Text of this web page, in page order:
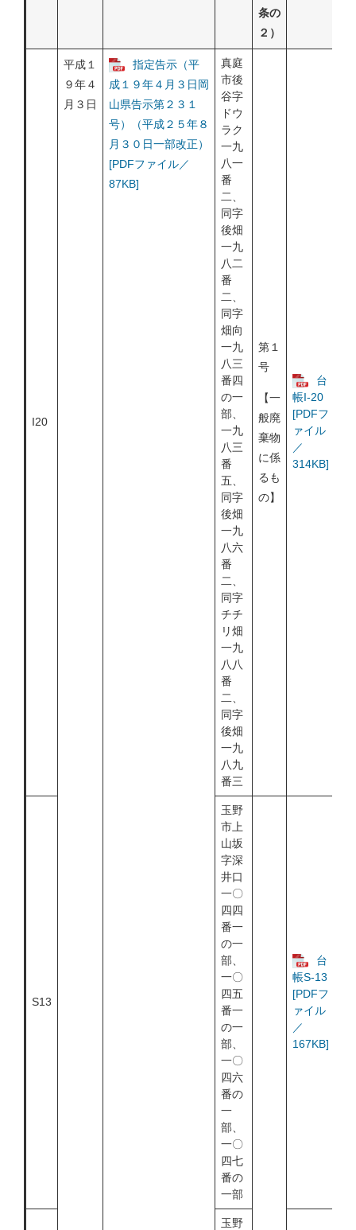
条の
２）
I20
平成１
９年４
月３日
指定告示（平
成１９年４月３日岡
山県告示第２３１
号）（平成２５年８
月３０日一部改正）
[PDFファイル／
87KB]
真庭
市後
谷字
ドウ
ラク
一九
八一
番
二、
同字
後畑
一九
八二
番
二、
同字
畑向
一九
八三
番四
の一
部、
一九
八三
番
五、
同字
後畑
一九
八六
番
二、
同字
チチ
リ畑
一九
八八
番
二、
同字
後畑
一九
八九
番三
第１
号
【一
般廃
棄物
に係
るも
の】
台
帳I-20
[PDFフ
ァイル
／
314KB]
S13
玉野
市上
山坂
字深
井口
一〇
四四
番一
の一
部、
一〇
四五
番一
の一
部、
一〇
四六
番の
一
部、
一〇
四七
番の
一部
台
帳S-13
[PDFフ
ァイル
／
167KB]
玉野